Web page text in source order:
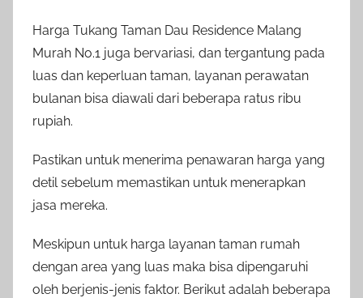
Harga Tukang Taman Dau Residence Malang
Murah No.1 juga bervariasi, dan tergantung pada
luas dan keperluan taman, layanan perawatan
bulanan bisa diawali dari beberapa ratus ribu
rupiah.
Pastikan untuk menerima penawaran harga yang
detil sebelum memastikan untuk menerapkan
jasa mereka.
Meskipun untuk harga layanan taman rumah
dengan area yang luas maka bisa dipengaruhi
oleh berjenis-jenis faktor. Berikut adalah beberapa